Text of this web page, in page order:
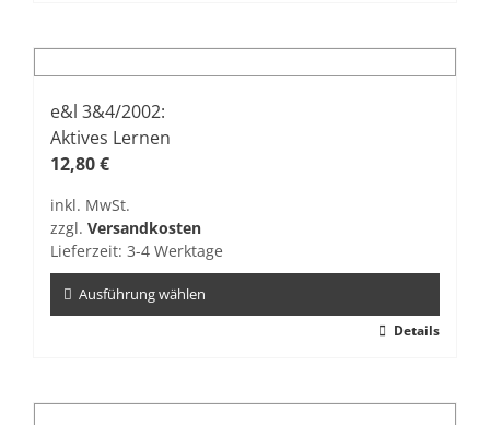
mehrere
Varianten
auf.
Die
Optionen
auf
der
gewählt
werden
e&l 3&4/2002:
Aktives Lernen
12,80€
inkl. MwSt.
zzgl. Versandkosten
Lieferzeit: 3-4 Werktage
Ausführung wählen
mehrere
Details